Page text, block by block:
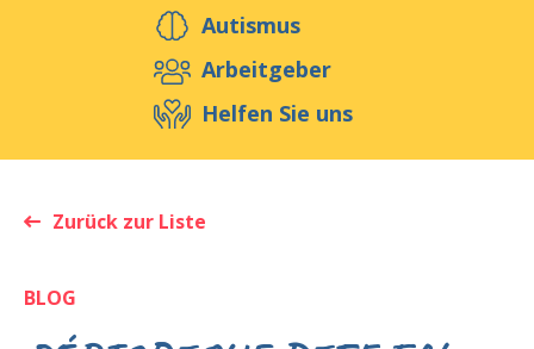
Helfen Sie uns
Veranstaltungen Publikationen
Autismus
Arbeitgeber
Helfen Sie uns
Zurück zur Liste
BLOG